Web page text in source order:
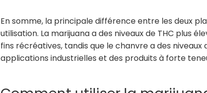
En somme, la principale différence entre les deux
utilisation. La marijuana a des niveaux de THC plus
fins récréatives, tandis que le chanvre a des niveaux
applications industrielles et des produits à forte